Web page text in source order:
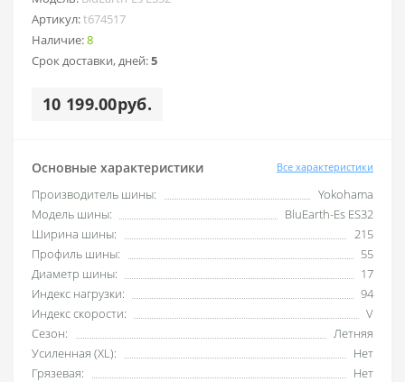
Артикул:t674517
Наличие:8
Срок доставки, дней:5
10 199.00руб.
Основные характеристики Все характеристики
Производитель шины:
Yokohama
Модель шины:
BluEarth-Es ES32
Ширина шины:
215
Профиль шины:
55
Диаметр шины:
17
Индекс нагрузки:
94
Индекс скорости:
V
Сезон:
Летняя
Усиленная (XL):
Нет
Грязевая:
Нет